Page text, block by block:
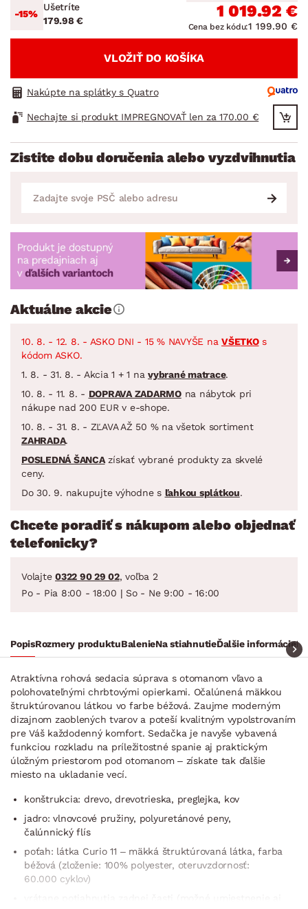
-15%
Ušetríte
179.98 €
1 019.92 €
Cena bez kódu:1 199.90 €
VLOŽIŤ DO KOŠÍKA
Nakúpte na splátky s Quatro
Nechajte si produkt IMPREGNOVAŤ len za 170.00 €
Zistite dobu doručenia alebo vyzdvihnutia
Aktuálne akcie
10. 8. - 12. 8. - ASKO DNI - 15 % NAVYŠE na VŠETKOs
kódom ASKO.
1. 8. - 31. 8. - Akcia 1 + 1 na vybrané matrace.
10. 8. - 11. 8. - DOPRAVA ZADARMOna nábytok pri
nákupe nad 200 EUR v e-shope.
10. 8. - 31. 8. - ZĽAVA AŽ 50 % na všetok sortiment
ZAHRADA.
POSLEDNÁ ŠANCAzískať vybrané produkty za skvelé
ceny.
Do 30. 9. nakupujte výhodne s ľahkou splátkou.
Chcete poradiť s nákupom alebo objednať
telefonicky?
Volajte 0322 90 29 02, voľba 2
Po - Pia 8:00 - 18:00 | So - Ne 9:00 - 16:00
PopisRozmery produktuBalenieNa stiahnutieĎalšie informácie
Atraktívna rohová sedacia súprava s otomanom vľavo a
polohovateľnými chrbtovými opierkami. Očalúnená mäkkou
štruktúrovanou látkou vo farbe béžová. Zaujme moderným
dizajnom zaoblených tvarov a poteší kvalitným vypolstrovaním
pre Váš každodenný komfort. Sedačka je navyše vybavená
funkciou rozkladu na príležitostné spanie aj praktickým
úložným priestorom pod otomanom – získate tak ďalšie
miesto na ukladanie vecí.
konštrukcia: drevo, drevotrieska, preglejka, kov
jadro: vlnovcové pružiny, polyuretánové peny,
čalúnnický flís
poťah: látka Curio 11 – mäkká štruktúrovaná látka, farba
béžová (zloženie: 100% polyester, oteruvzdornosť:
60.000 cyklov)